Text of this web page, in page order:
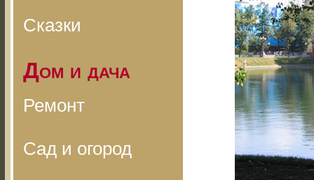
Сказки
Дом и дача
Ремонт
Сад и огород